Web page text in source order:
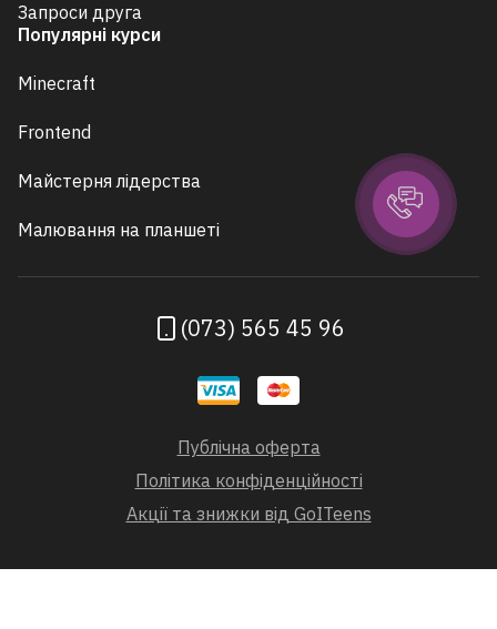
Запроси друга
Популярні курси
Minecraft
Frontend
Майстерня лідерства
Малювання на планшеті
(073) 565 45 96
Публічна оферта
Політика конфіденційності
Акції та знижки від GoITeens